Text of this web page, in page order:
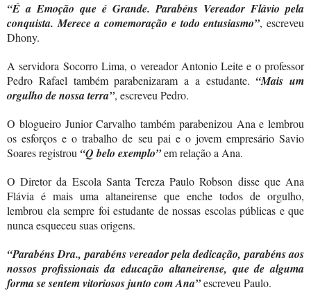
“É a Emoção que é Grande. Parabéns Vereador Flávio pela
conquista. Merece a comemoração e todo entusiasmo”, escreveu
Dhony.
A servidora Socorro Lima, o vereador Antonio Leite e o professor
Pedro Rafael também parabenizaram a a estudante. “Mais um
orgulho de nossa terra”, escreveu Pedro.
O blogueiro Junior Carvalho também parabenizou Ana e lembrou
os esforços e o trabalho de seu pai e o jovem empresário Savio
Soares registrou “Q belo exemplo”em relação a Ana.
O Diretor da Escola Santa Tereza Paulo Robson disse que Ana
Flávia é mais uma altaneirense que enche todos de orgulho,
lembrou ela sempre foi estudante de nossas escolas públicas e que
nunca esqueceu suas origens.
“Parabéns Dra., parabéns vereador pela dedicação, parabéns aos
nossos profissionais da educação altaneirense, que de alguma
forma se sentem vitoriosos junto com Ana”escreveu Paulo.